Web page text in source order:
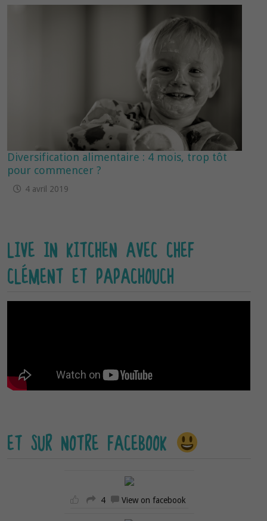
Diversification alimentaire : 4 mois, trop tôt
pour commencer ?
4 avril 2019
LIVE IN KITCHEN AVEC CHEF
CLÉMENT ET PAPACHOUCH
ET SUR NOTRE FACEBOOK
4 View on facebook